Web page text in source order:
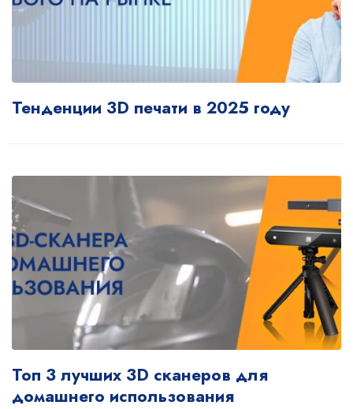
Тенденции 3D печати в 2025 году
Топ 3 лучших 3D сканеров для
домашнего использования